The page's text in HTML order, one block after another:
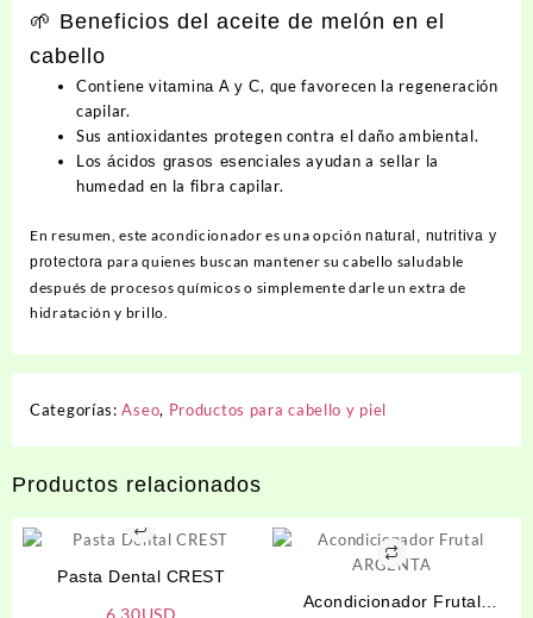
🌱 Beneficios del aceite de melón en el
cabello
Contienevitamina A y C, que favorecen la regeneración
capilar.
Sus antioxidantes protegen contra el daño ambiental.
Los ácidos grasos esenciales ayudan a sellar la
humedad en la fibra capilar.
En resumen, este acondicionador es una opciónnatural, nutritiva y
protectora para quienes buscan mantener su cabello saludable
después de procesos químicos o simplemente darle un extra de
hidratación y brillo.
Categorías:Aseo, Productos para cabello y piel
Productos relacionados
Pasta Dental CREST
Acondicionador Frutal